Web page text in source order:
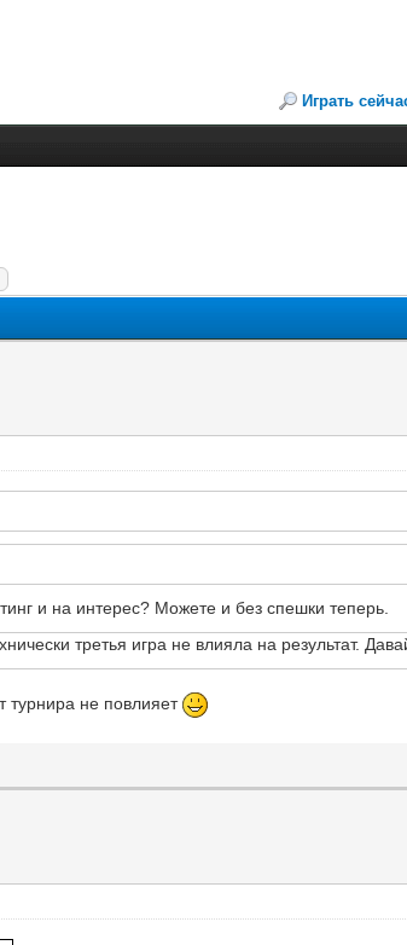
Играть
и на интерес? Можете и без спешки теперь.
третья игра не влияла на результат.
турнира не повлияет